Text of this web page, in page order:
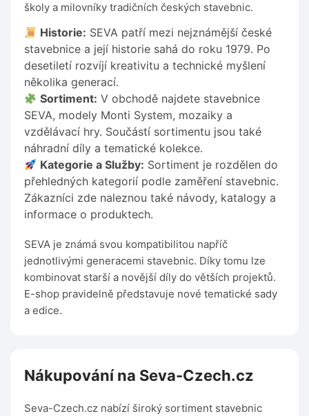
školy a milovníky tradičních českých stavebnic.
Historie: SEVA patří mezi nejznámější české
stavebnice a její historie sahá do roku 1979. Po
desetiletí rozvíjí kreativitu a technické myšlení
několika generací.
Sortiment: V obchodě najdete stavebnice
SEVA, modely Monti System, mozaiky a
vzdělávací hry. Součástí sortimentu jsou také
náhradní díly a tematické kolekce.
Kategorie a Služby: Sortiment je rozdělen do
přehledných kategorií podle zaměření stavebnic.
Zákazníci zde naleznou také návody, katalogy a
informace o produktech.
SEVA je známá svou kompatibilitou napříč
jednotlivými generacemi stavebnic. Díky tomu lze
kombinovat starší a novější díly do větších projektů.
E-shop pravidelně představuje nové tematické sady
a edice.
Nákupování na Seva-Czech.cz
Seva-Czech.cz nabízí široký sortiment stavebnic